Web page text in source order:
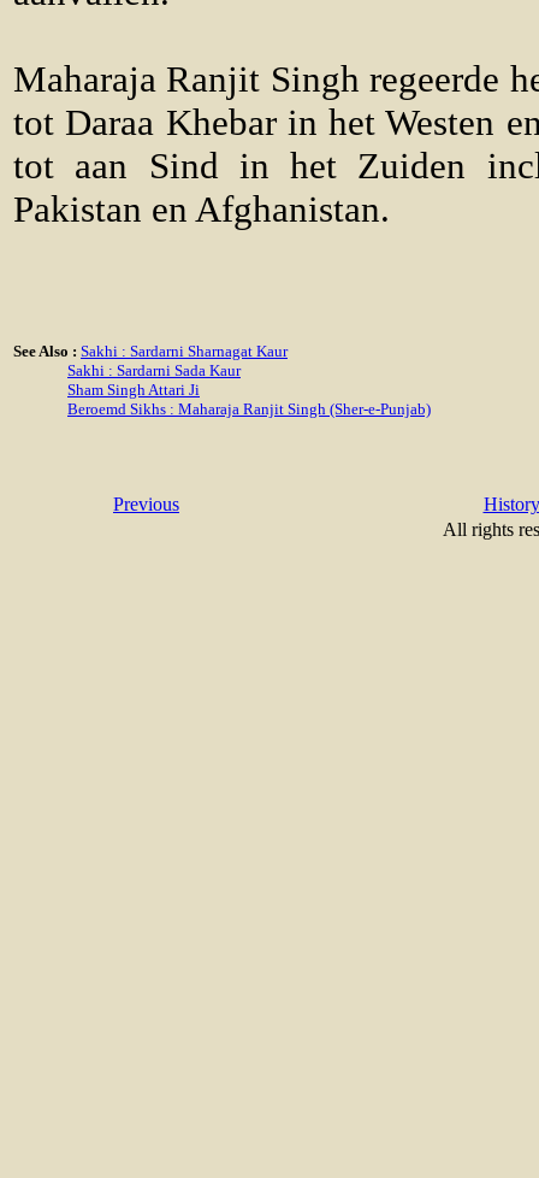
Maharaja Ranjit Singh regeerde
tot Daraa Khebar in het Westen
tot aan Sind in het Zuiden
Pakistan en Afghanistan.
See Also : Sakhi : Sardarni Sharnagat Kaur
Sakhi : Sardarni Sada Kaur
Sham Singh Attari Ji
Beroemd Sikhs : Maharaja Ranjit Singh (Sher-e-Punjab)
Previous
All rights